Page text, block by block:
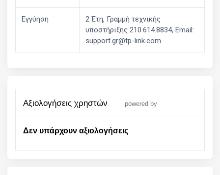
Εγγύηση
2 Έτη, Γραμμή τεχνικής
υποστήριξης 210.614.8834, Email:
support.gr@tp-link.com
αξιολογήσεις χρηστών powered by
Δεν υπάρχουν αξιολογήσεις